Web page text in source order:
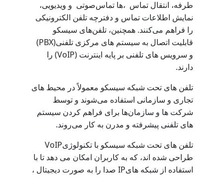
طرفه، انتقال تماس ‌ها،
صوتی و ویدیویی،
نمایش اطلاعات تماس و دفترچه تلفن الکترونیکی
را فراهم می‌کنند. همچنین، تلفن‌های سیسکو
قابلیت اتصال به سیستم ‌های مرکزی تلفنی(PBX)
و سرویس‌ های تلفنی بر پایه اینترنت (VoIP) را
دارند.
تلفن ‌های تحت شبکه سیسکو معمولاً در محیط‌ های
تجاری و سازمانی استفاده می‌شوند و توسط
شرکت ‌ها و سازمان‌ها برای فراهم کردن سیستم‌
های تلفنی پیشرفته و مدرن به کار می‌روند.
تلفن ‌های تحت شبکه سیسکو با تکنولوژیVoIP
طراحی شده‌ اند، که به کاربران امکان می ‌دهد تا با
استفاده از شبکه ‌هایIP
، صدا را به صورت دیجیتال